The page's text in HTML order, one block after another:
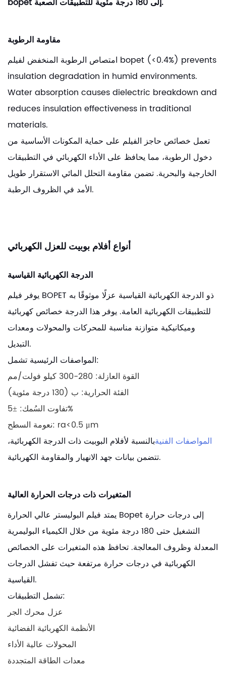
bopet إلى 180 درجة مئوية للتطبيقات الصعبة.
مقاومة الرطوبة
امتصاص الرطوبة المنخفض لفيلم bopet (<0.4%) prevents
insulation degradation in humid environments.
Water absorption causes dielectric breakdown and
reduces insulation effectiveness in traditional
materials.
تعمل خصائص حاجز الفيلم على حماية المكونات الأساسية من
دخول الرطوبة، مما يحافظ على الأداء الكهربائي في التطبيقات
الخارجية والبحرية. تضمن مقاومة التحلل المائي الاستقرار طويل
الأمد في الظروف الرطبة.
أنواع أفلام بوبيت للعزل الكهربائي
الدرجة الكهربائية القياسية
يوفر فيلم BOPET ذو الدرجة الكهربائية القياسية عزلًا موثوقًا به
للتطبيقات الكهربائية العامة. يوفر هذا الدرجة خصائص كهربائية
وميكانيكية متوازنة مناسبة للمحركات والمحولات ومعدات
التبديل.
المواصفات الرئيسية تشمل:
القوة العازلة: 280-300 كيلو فولت/مم
الفئة الحرارية: ب (130 درجة مئوية)
تفاوت السُمك: ±5%
نعومة السطح: ra<0.5 μm
المواصفات الفنيةبالنسبة لأفلام البوبيت ذات الدرجة الكهربائية،
تتضمن بيانات جهد الانهيار والمقاومة الكهربائية.
المتغيرات ذات درجات الحرارة العالية
يمتد فيلم البوليستر عالي الحرارة Bopet إلى درجات حرارة
التشغيل حتى 180 درجة مئوية من خلال الكيمياء البوليمرية
المعدلة وظروف المعالجة. تحافظ هذه المتغيرات على الخصائص
الكهربائية في درجات حرارة مرتفعة حيث تفشل الدرجات
القياسية.
تشمل التطبيقات:
عزل محرك الجر
الأنظمة الكهربائية الفضائية
المحولات عالية الأداء
معدات الطاقة المتجددة